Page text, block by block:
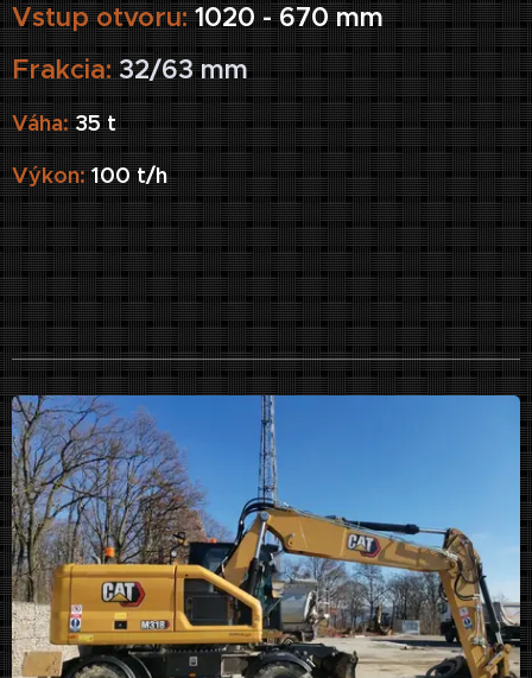
Vstup otvoru: 1020 - 670 mm
Frakcia: 32/63 mm
Váha:35 t
Výkon: 100 t/h